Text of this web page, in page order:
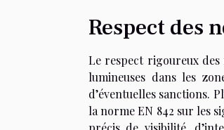
Respect des
Le respect rigoureux des
lumineuses dans les
d’éventuelles sanctions.
la norme EN 842 sur les